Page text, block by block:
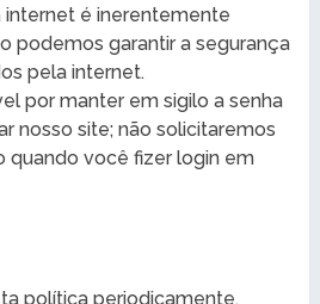
é inerentemente
podemos garantir a segurança
pela internet.
por manter em sigilo a senha
nosso site; não solicitaremos
quando você fizer login em
política periodicamente,